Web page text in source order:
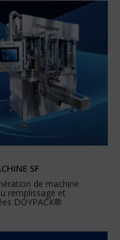
SF
de machine
remplissage et
DOYPACK®